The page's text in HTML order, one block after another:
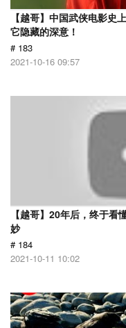
【越哥】中国武侠电影史
它隐藏的深意！
# 183
2021-10-16 09:57
【越哥】20年后，终于
妙
# 184
2021-10-11 10:02